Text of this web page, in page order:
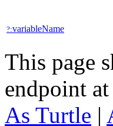
?:variableName
This page
endpoint at
As Turtle |